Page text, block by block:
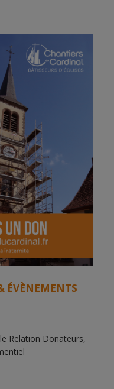
ÉVÈNEMENTS
Relation Donateurs,